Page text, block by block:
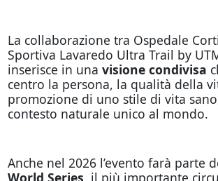
La collaborazione tra Ospedale
Sportiva Lavaredo Ultra Trail by
inserisce in una visione condivisa
centro la persona, la qualità della
promozione di uno stile di vita
contesto naturale unico al mondo.
Anche nel 2026 l’evento farà parte
World Series, il più importante